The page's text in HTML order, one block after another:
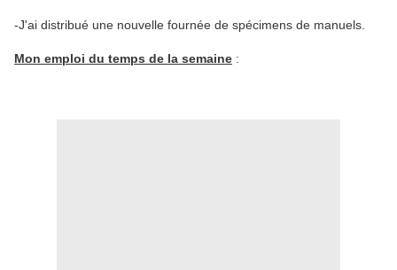
-J'ai distribué une nouvelle fournée de spécimens de manuels.
Mon emploi du temps de la semaine :